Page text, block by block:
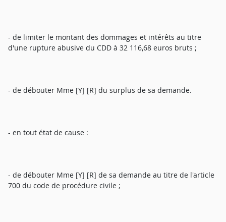
- de limiter le montant des dommages et intérêts au titre
d'une rupture abusive du CDD à 32 116,68 euros bruts ;
- de débouter Mme [Y] [R] du surplus de sa demande.
- en tout état de cause :
- de débouter Mme [Y] [R] de sa demande au titre de l'article
700 du code de procédure civile ;